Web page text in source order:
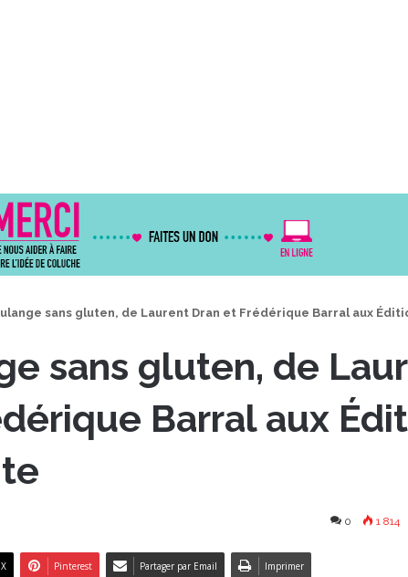
sans gluten, de Laurent Dran et Frédérique Barral aux
sans gluten, de
Barral aux
0 1 814
X Pinterest Partager par Email Imprimer